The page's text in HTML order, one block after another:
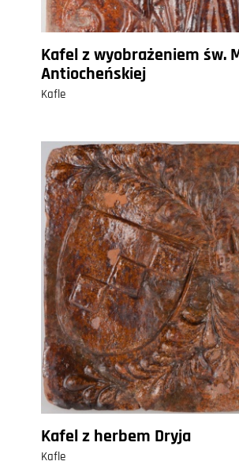
Kafel z wyobrażeniem św.
Antiocheńskiej
Kafle
Kafel z herbem Dryja
Kafle